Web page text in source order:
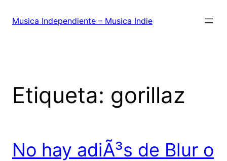
Musica Independiente – Musica Indie
Etiqueta: gorillaz
No hay adiÃ³s de Blur o